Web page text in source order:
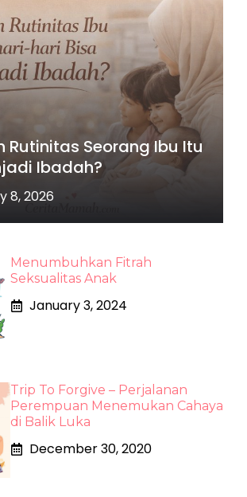
Rutinitas Seorang Ibu Itu
Ibadah?
8, 2026
Menumbuhkan Fitrah
Seksualitas Anak
January 3, 2024
Trip To Forgive – Perjalanan
Perempuan Menemukan Cahaya
di Balik Luka
December 30, 2020